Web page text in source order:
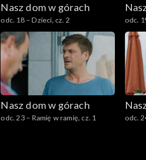
Nasz dom w górach
odc. 18 – Dzieci, cz. 2 odc.
Nasz dom w górach
odc. 23 – Ramię w ramię, cz. 1 odc.